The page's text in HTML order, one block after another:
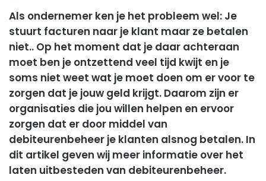
Als ondernemer ken je het probleem wel: Je
stuurt facturen naar je klant maar ze betalen
niet.. Op het moment dat je daar achteraan
moet ben je ontzettend veel tijd kwijt en je
soms niet weet wat je moet doen om er voor te
zorgen dat je jouw geld krijgt. Daarom zijn er
organisaties die jou willen helpen en ervoor
zorgen dat er door middel van
debiteurenbeheer je klanten alsnog betalen. In
dit artikel geven wij meer informatie over het
laten uitbesteden van debiteurenbeheer.